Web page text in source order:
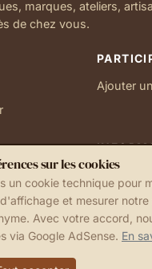
marques, ateliers,
de chez vous.
Ajouter
Contact
Déco Mentions légales
sur les cookies
un cookie technique pour
et mesurer
Avec votre accord,
via Google AdSense. En